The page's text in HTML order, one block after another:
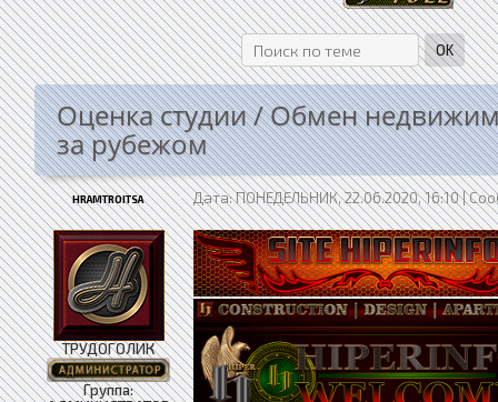
Оценка студии / Обмен
за рубежом
HRAMTROITSA Дата: ПОНЕДЕЛЬНИК, 22.06.2020, 16:10 |
ТРУДОГОЛИК
Группа: